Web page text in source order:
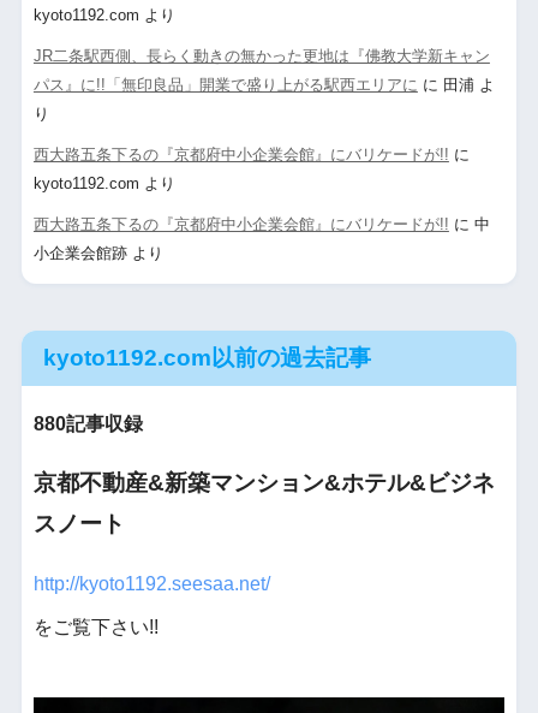
kyoto1192.com より
JR二条駅西側、長らく動きの無かった更地は『佛教大学新キャン
パス』に!!「無印良品」開業で盛り上がる駅西エリアに に 田浦よ
り
西大路五条下るの『京都府中小企業会館』にバリケードが!! に
kyoto1192.com より
西大路五条下るの『京都府中小企業会館』にバリケードが!! に 中
小企業会館跡より
kyoto1192.com以前の過去記事
880記事収録
京都不動産&新築マンション&ホテル&ビジネ
スノート
http://kyoto1192.seesaa.net/
をご覧下さい!!